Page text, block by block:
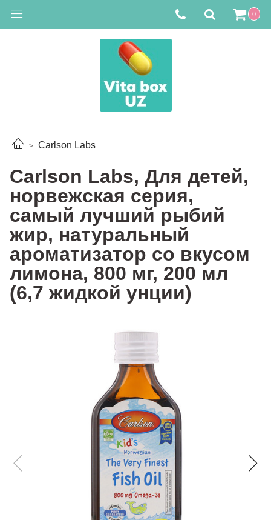
0
Carlson Labs
Carlson Labs, Для детей,
норвежская серия,
самый лучший рыбий
жир, натуральный
ароматизатор со вкусом
лимона, 800 мг, 200 мл
(6,7 жидкой унции)